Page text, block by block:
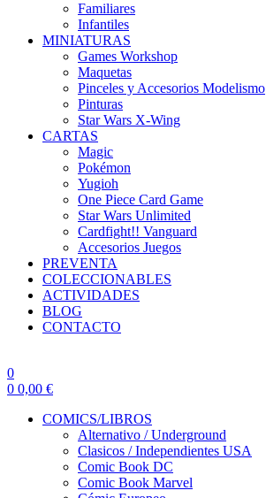
Familiares
Infantiles
MINIATURAS
Games Workshop
Maquetas
Pinceles y Accesorios Modelismo
Pinturas
Star Wars X-Wing
CARTAS
Magic
Pokémon
Yugioh
One Piece Card Game
Star Wars Unlimited
Cardfight!! Vanguard
Accesorios Juegos
PREVENTA
COLECCIONABLES
ACTIVIDADES
BLOG
CONTACTO
0
0 0,00 €
COMICS/LIBROS
Alternativo / Underground
Clasicos / Independientes USA
Comic Book DC
Comic Book Marvel